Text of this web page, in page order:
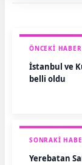
ÖNCEKI HABER
İstanbul ve
belli oldu
SONRAKI
Yerebatan